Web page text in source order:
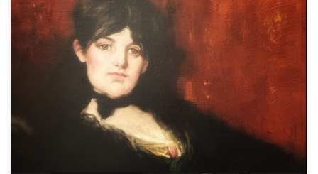
Un portrait de Berthe Morisot (1841-1895) Portrait à mi-corps de
Berthe Morisot (1841-1895) d’après l’original peint par Édouard
Manet (1832-1883) […]